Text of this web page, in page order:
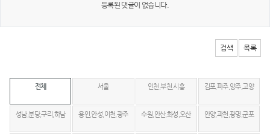
등록된 댓글이 없습니다.
검색 목록
전체 서울 인천,부천,시흥 김포,파주,양주,고양
성남,분당,구리,하남 용인,안성,이천,광주 수원,안산,화성,오산 안양,과천,광명,군포